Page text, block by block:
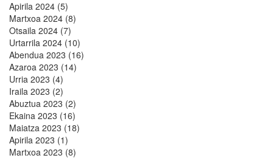
Apirila 2024 (5)
Martxoa 2024 (8)
Otsaila 2024 (7)
Urtarrila 2024 (10)
Abendua 2023 (16)
Azaroa 2023 (14)
Urria 2023 (4)
Iraila 2023 (2)
Abuztua 2023 (2)
Ekaina 2023 (16)
Maiatza 2023 (18)
Apirila 2023 (1)
Martxoa 2023 (8)